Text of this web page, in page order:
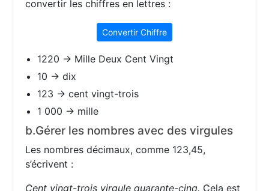
convertir les chiffres en lettres :
Convertir Chiffre
1220 → Mille Deux Cent Vingt
10 → dix
123 → cent vingt-trois
1 000 → mille
b.Gérer les nombres avec des virgules
Les nombres décimaux, comme 123,45,
s’écrivent :
Cent vingt-trois virgule quarante-cinq. Cela est